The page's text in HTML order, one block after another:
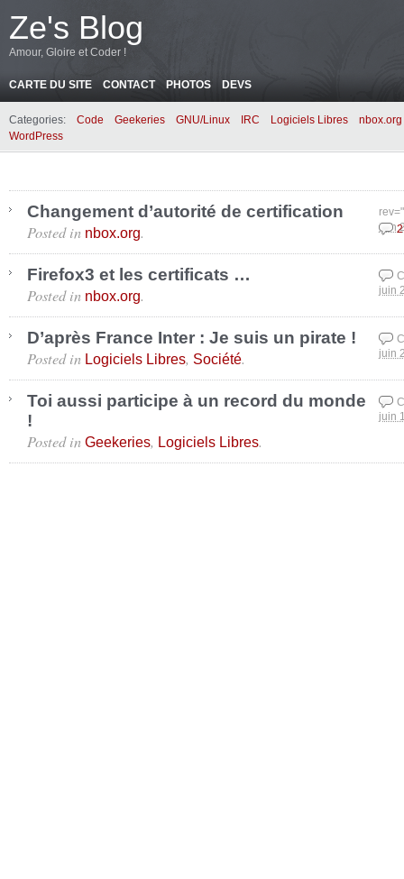
Ze's Blog
Amour, Gloire et Coder !
CARTE DU SITE CONTACT PHOTOS DEVS
Categories: Code Geekeries GNU/Linux IRC Logiciels Libres
nbox.org
WordPress
Changement d’autorité de certification
juin
Posted in nbox.org.
Firefox3 et les certificats …
juin
Posted in nbox.org.
D’après France Inter : Je suis un pirate !
juin
Posted in Logiciels Libres, Société.
Toi aussi participe à un record du monde
!
juin
Posted in Geekeries, Logiciels Libres.